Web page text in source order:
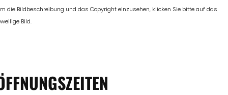
die Bildbeschreibung und das Copyright einzusehen, klicken Sie bitte auf das
Bild.